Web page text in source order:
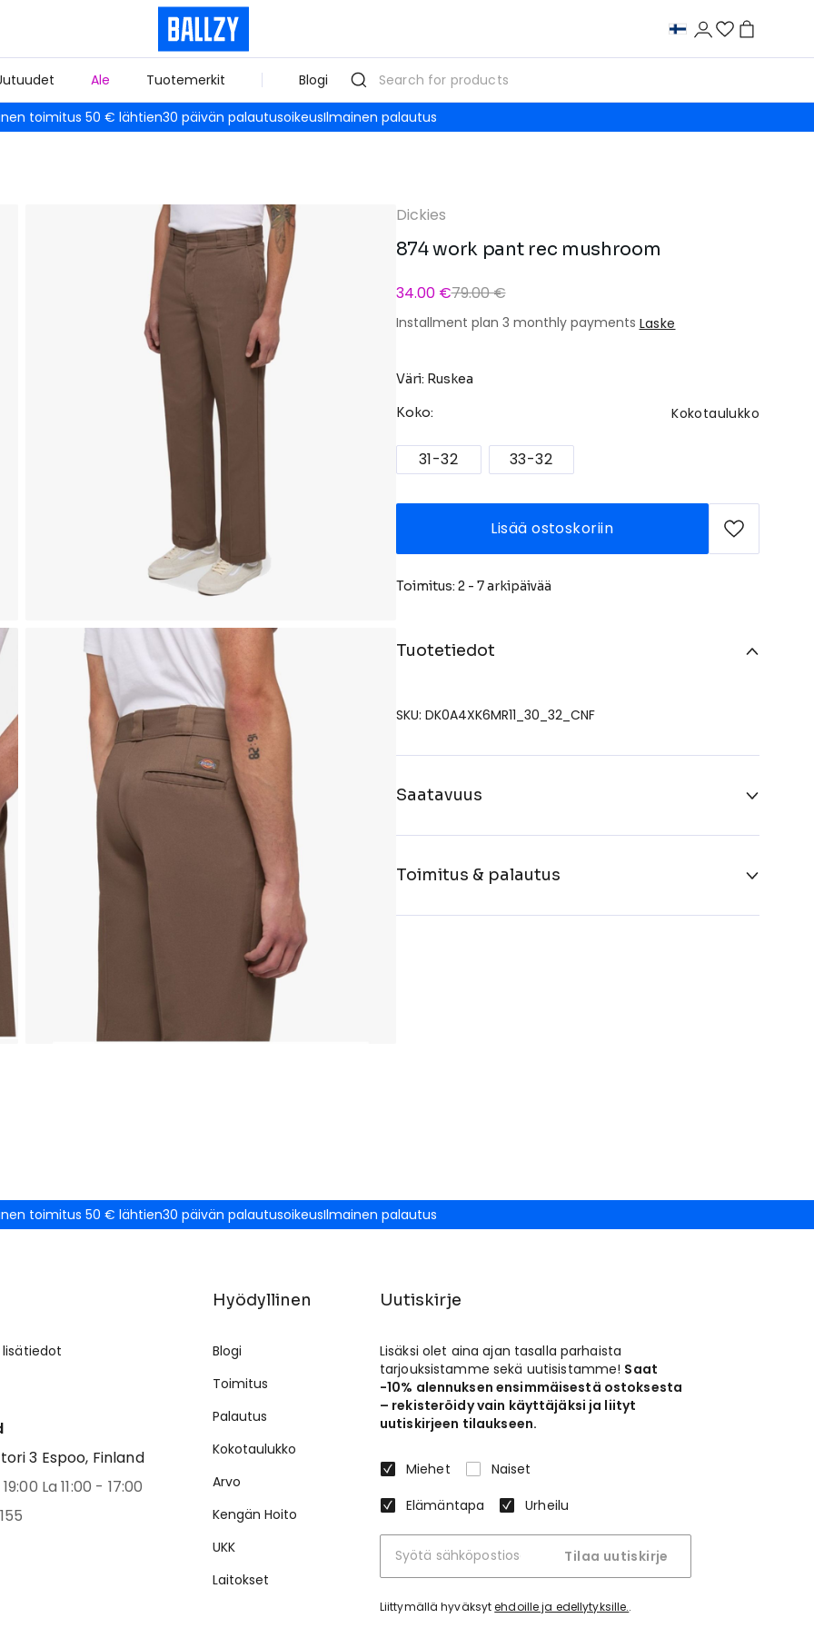
Ale Tuotemerkit Blogi
toimitus 50 € lähtien30 päivän palautusoikeusIlmainen palautus
Dickies
874 work pant rec mushroom
34.00 €79.00 €
Installment plan 3 monthly payments Laske
Väri: Ruskea
Koko: Kokotaulukko
31-32 33-32
Lisää ostoskoriin
Toimitus: 2 - 7 arkipäivää
Tuotetiedot
SKU: DK0A4XK6MR11_30_32_CNF
Saatavuus
Toimitus & palautus
toimitus 50 € lähtien30 päivän palautusoikeusIlmainen palautus
3 Espoo, Finland
La 11:00 - 17:00
Hyödyllinen
Blogi
Toimitus
Palautus
Kokotaulukko
Arvo
Kengän Hoito
UKK
Laitokset
Uutiskirje
Lisäksi olet aina ajan tasalla parhaista
tarjouksistamme sekä uutisistamme! Saat
-10% alennuksen ensimmäisestä ostoksesta
– rekisteröidy vain käyttäjäksi ja liityt
uutiskirjeen tilaukseen.
Miehet
Naiset
Elämäntapa
Urheilu
Tilaa uutiskirje
Liittymällä hyväksytehdoille ja edellytyksille..